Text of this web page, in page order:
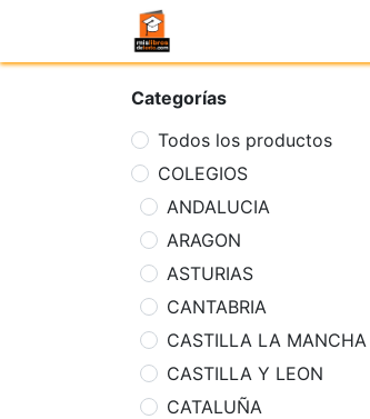
Categorías
Todos los productos
COLEGIOS
ANDALUCIA
ARAGON
ASTURIAS
CANTABRIA
CASTILLA LA MANCHA
CASTILLA Y LEON
CATALUÑA